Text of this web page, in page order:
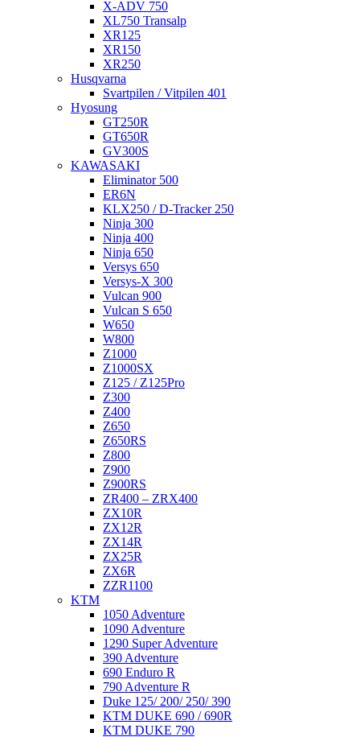
X-ADV 750
XL750 Transalp
XR125
XR150
XR250
Husqvarna
Svartpilen / Vitpilen 401
Hyosung
GT250R
GT650R
GV300S
KAWASAKI
Eliminator 500
ER6N
KLX250 / D-Tracker 250
Ninja 300
Ninja 400
Ninja 650
Versys 650
Versys-X 300
Vulcan 900
Vulcan S 650
W650
W800
Z1000
Z1000SX
Z125 / Z125Pro
Z300
Z400
Z650
Z650RS
Z800
Z900
Z900RS
ZR400 – ZRX400
ZX10R
ZX12R
ZX14R
ZX25R
ZX6R
ZZR1100
KTM
1050 Adventure
1090 Adventure
1290 Super Adventure
390 Adventure
690 Enduro R
790 Adventure R
Duke 125/ 200/ 250/ 390
KTM DUKE 690 / 690R
KTM DUKE 790